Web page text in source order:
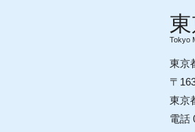
Tokyo
東京
〒
東京
電話